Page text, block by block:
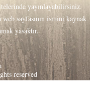
yayınlayabilirsiniz.
web sayfasının ismini kaynak
yasaktır.
reserved